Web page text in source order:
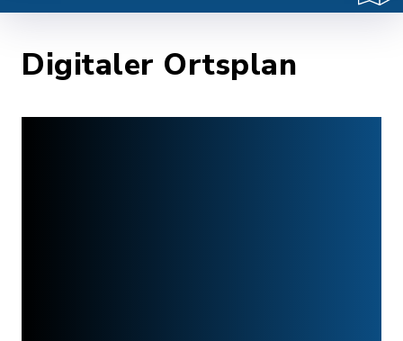
Digitaler Ortsplan